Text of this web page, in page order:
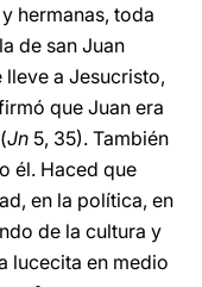
hermanas, toda
de san Juan
lleve a Jesucristo,
que Juan era
Jn 5, 35). También
él. Haced que
en la política, en
de la cultura y
lucecita en medio